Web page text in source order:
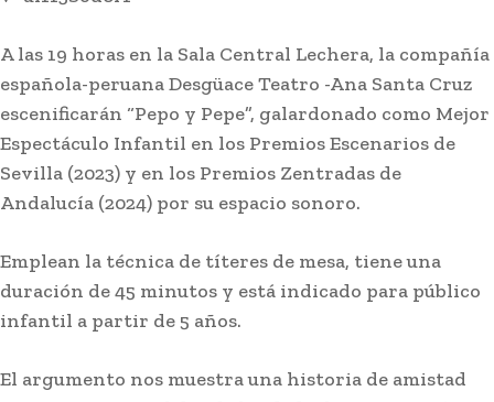
A las 19 horas en la Sala Central Lechera, la compañía
española-peruana Desgüace Teatro -Ana Santa Cruz
escenificarán “Pepo y Pepe”, galardonado como Mejor
Espectáculo Infantil en los Premios Escenarios de
Sevilla (2023) y en los Premios Zentradas de
Andalucía (2024) por su espacio sonoro.
Emplean la técnica de títeres de mesa, tiene una
duración de 45 minutos y está indicado para público
infantil a partir de 5 años.
El argumento nos muestra una historia de amistad